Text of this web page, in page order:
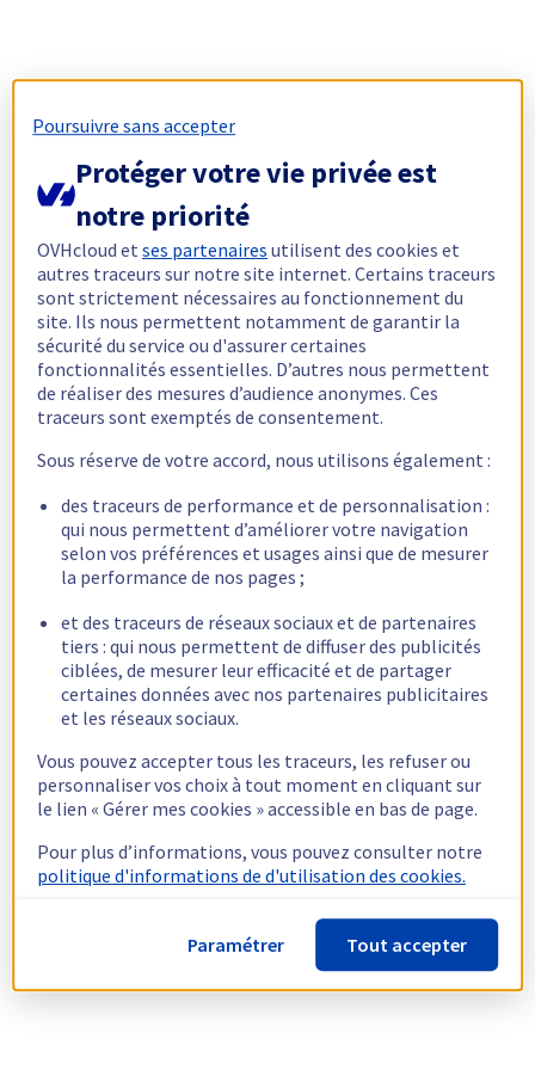
Poursuivre sans accepter
Protéger votre vie privée est
notre priorité
OVHcloud etses partenaires utilisent des cookies et
autres traceurs sur notre site internet. Certains traceurs
sont strictement nécessaires au fonctionnement du
site. Ils nous permettent notamment de garantir la
sécurité du service ou d'assurer certaines
fonctionnalités essentielles. D’autres nous permettent
de réaliser des mesures d’audience anonymes. Ces
traceurs sont exemptés de consentement.
Sous réserve de votre accord, nous utilisons également :
des traceurs de performance et de personnalisation :
qui nous permettent d’améliorer votre navigation
selon vos préférences et usages ainsi que de mesurer
la performance de nos pages ;
et des traceurs de réseaux sociaux et de partenaires
tiers : qui nous permettent de diffuser des publicités
ciblées, de mesurer leur efficacité et de partager
certaines données avec nos partenaires publicitaires
et les réseaux sociaux.
Vous pouvez accepter tous les traceurs, les refuser ou
personnaliser vos choix à tout moment en cliquant sur
le lien « Gérer mes cookies » accessible en bas de page.
Pour plus d’informations, vous pouvez consulter notre
politique d'informations de d'utilisation des cookies.
Paramétrer Tout accepter